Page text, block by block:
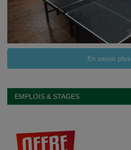
En savoir plus
EMPLOIS & STAGES